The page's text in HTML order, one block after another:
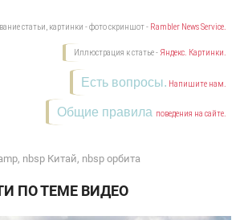
статьи, картинки - фото скриншот - Rambler News Service.
Иллюстрация к статье - Яндекс. Картинки.
Есть вопросы. Напишите нам.
Общие правила поведения на сайте.
, nbsp Китай, nbsp орбита
ПО ТЕМЕ ВИДЕО